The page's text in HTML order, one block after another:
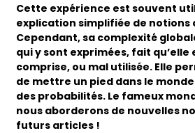
Cette expérience est souvent
explication simplifiée de notions
Cependant, sa complexité
qui y sont exprimées, fait
comprise, ou mal utilisée. Elle
de mettre un pied dans le
des probabilités. Le fameux
nous aborderons de nouvelles
futurs articles !